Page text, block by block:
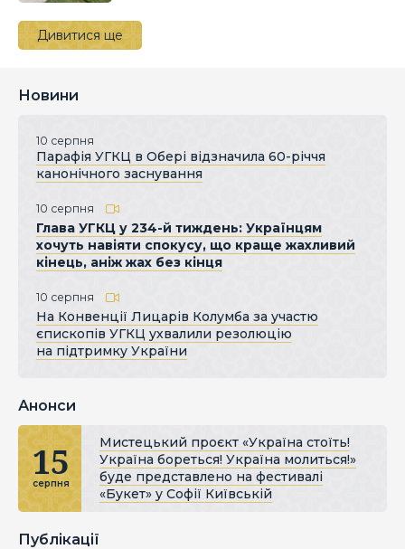
Дивитися ще
Новини
10 серпня
Парафія УГКЦ в Обері відзначила 60-річчя
канонічного заснування
10 серпня
Глава УГКЦ у 234-й тиждень: Українцям
хочуть навіяти спокусу, що краще жахливий
кінець, аніж жах без кінця
10 серпня
На Конвенції Лицарів Колумба за участю
єпископів УГКЦ ухвалили резолюцію
на підтримку України
Анонси
15
серпня
Мистецький проєкт «Україна стоїть!
Україна бореться! Україна молиться!»
буде представлено на фестивалі
«Букет» у Софії Київській
Публікації